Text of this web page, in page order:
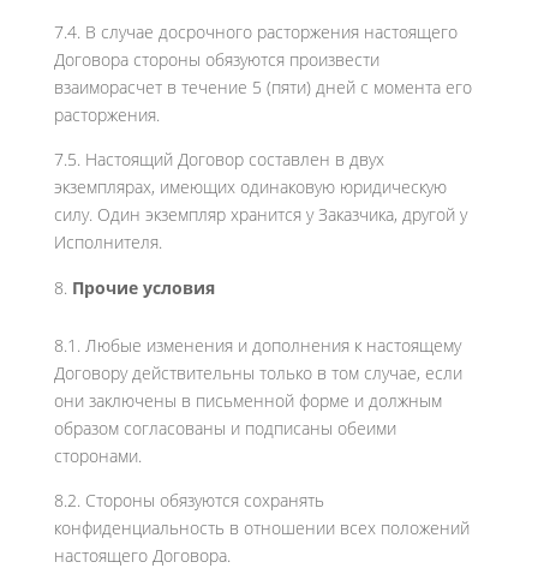
7.4. В случае досрочного расторжения настоящего
Договора стороны обязуются произвести
взаиморасчет в течение 5 (пяти) дней с момента его
расторжения.
7.5. Настоящий Договор составлен в двух
экземплярах, имеющих одинаковую юридическую
силу. Один экземпляр хранится у Заказчика, другой у
Исполнителя.
Прочие условия
8.1. Любые изменения и дополнения к настоящему
Договору действительны только в том случае, если
они заключены в письменной форме и должным
образом согласованы и подписаны обеими
сторонами.
8.2. Стороны обязуются сохранять
конфиденциальность в отношении всех положений
настоящего Договора.